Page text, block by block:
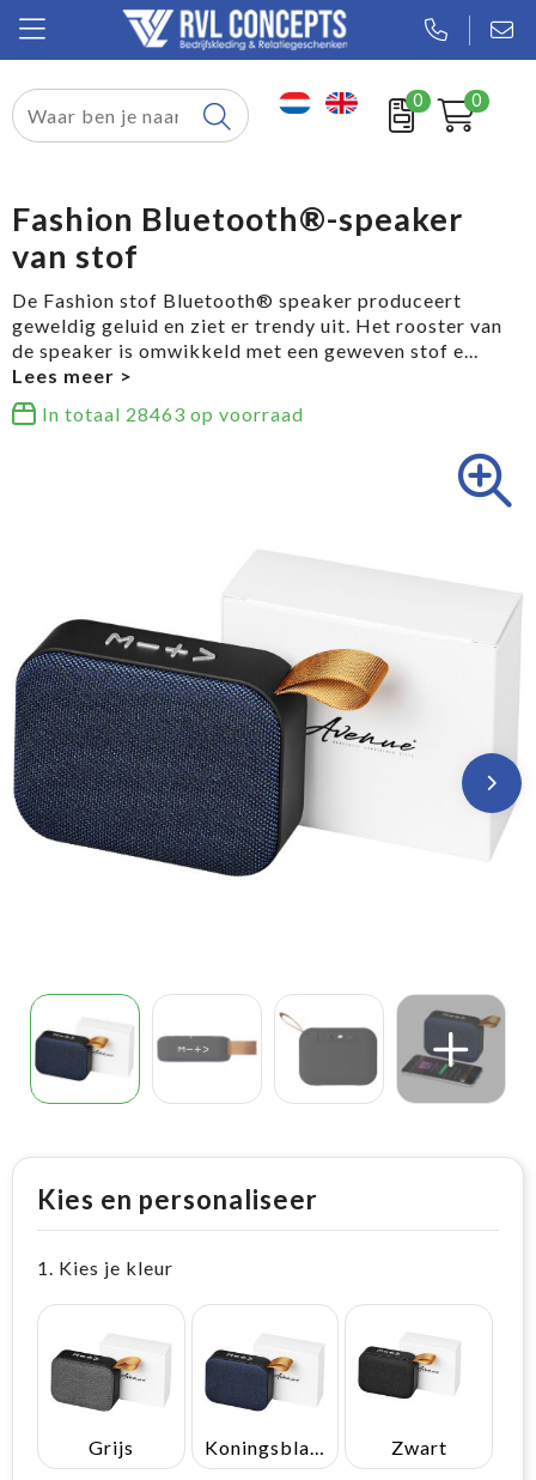
0 0
Relatiegeschenken
Tassen
Sport
Werkkleding
Fashion Bluetooth®-speaker
van stof
De Fashion stof Bluetooth® speaker produceert
geweldig geluid en ziet er trendy uit. Het rooster van
de speaker is omwikkeld met een geweven stof e...
In totaal 28463 op voorraad
Kies en personaliseer
1. Kies je kleur
Grijs Zwart